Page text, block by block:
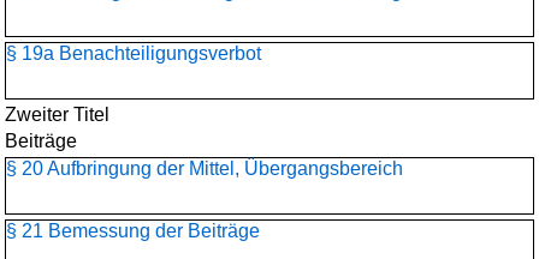
§ 19a Benachteiligungsverbot
Zweiter Titel
Beiträge
§ 20 Aufbringung der Mittel, Übergangsbereich
§ 21 Bemessung der Beiträge